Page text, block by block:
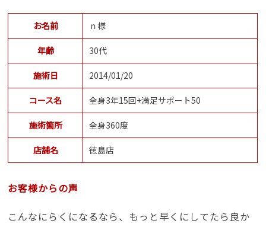
お名前 ｎ様
年齢 30代
施術日 2014/01/20
コース名 全身3年15回+満足サポート50
施術箇所 全身360度
店舗名 徳島店
お客様からの声
こんなにらくになるなら、もっと早くにしてたら良か